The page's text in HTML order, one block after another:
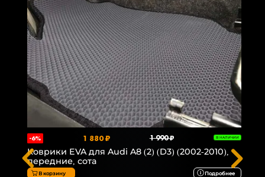
-6% 1 880 ₽ 1 990 ₽ В НАЛИЧИИ
Коврики EVA для Audi A8 (2) (D3) (2002-2010),
передние, сота
В корзину Подробнее